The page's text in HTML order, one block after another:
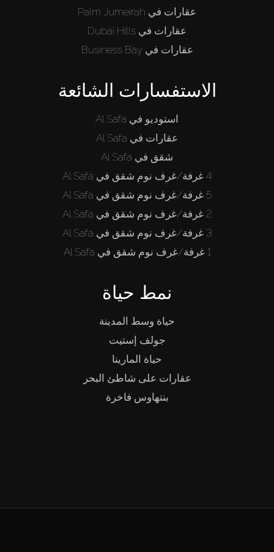
عقارات في Palm Jumeirah
عقارات في Dubai Hills
عقارات في Business Bay
الاستفسارات الشائعة
استوديو في Al Safa
عقارات في Al Safa
شقق في Al Safa
4 غرفة/غرف نوم شقق في Al Safa
5 غرفة/غرف نوم شقق في Al Safa
2 غرفة/غرف نوم شقق في Al Safa
3 غرفة/غرف نوم شقق في Al Safa
1 غرفة/غرف نوم شقق في Al Safa
نمط حياة
حياة وسط المدينة
جولف إستيت
حياة المارينا
عقارات على شاطئ البحر
بنتهاوس فاخرة